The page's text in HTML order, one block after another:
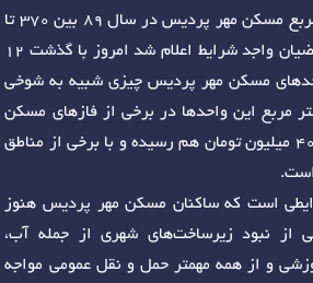
در حالی که قیمت هر متر مربع مسکن مهر پردیس در سال 89 بین 370 تا
470 هزار تومان برای متقاضیان واجد شرایط اعلام شد امروز با گذشت 12
مسکن مهر پردیس چیزی شبیه به شوخی
مربع این واحدها در برخی از فازهای مسکن
مهر این منطقه به بیش از 40 میلیون تومان هم رسیده و با برخی از مناطق
است که ساکنان مسکن مهر پردیس هنوز
از نبود زیرساخت‌های شهری از جمله آب،
و از همه مهمتر حمل و نقل عمومی مواجه